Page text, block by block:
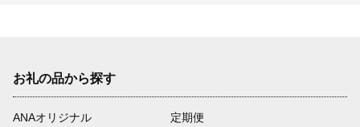
お礼の品から探す
ANAオリジナル
定期便